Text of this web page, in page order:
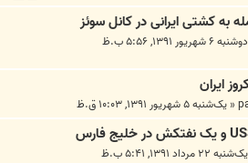
به کشتی ایرانی در کانل سوئز
دوشنبه ۶ شهریور ۱۳۹۱, ۵:۵۶ ب.ظ
ایران
« یک‌شنبه ۵ شهریور ۱۳۹۱, ۱۰:۰۳ ق.ظ
یک‌شنبه ۲۲ مرداد ۱۳۹۱, ۵:۴۱ ب.ظ